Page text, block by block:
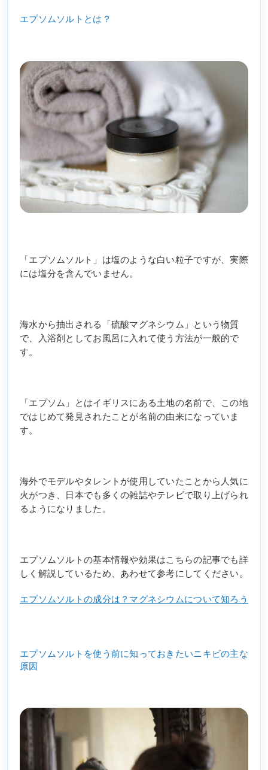
エプソムソルトとは？
「エプソムソルト」は塩のような白い粒子ですが、実際
には塩分を含んでいません。
海水から抽出される「硫酸マグネシウム」という物質
で、入浴剤としてお風呂に入れて使う方法が一般的で
す。
「エプソム」とはイギリスにある土地の名前で、この地
ではじめて発見されたことが名前の由来になっていま
す。
海外でモデルやタレントが使用していたことから人気に
火がつき、日本でも多くの雑誌やテレビで取り上げられ
るようになりました。
エプソムソルトの基本情報や効果はこちらの記事でも詳
しく解説しているため、あわせて参考にしてください。
エプソムソルトの成分は？マグネシウムについて知ろう
エプソムソルトを使う前に知っておきたいニキビの主な
原因